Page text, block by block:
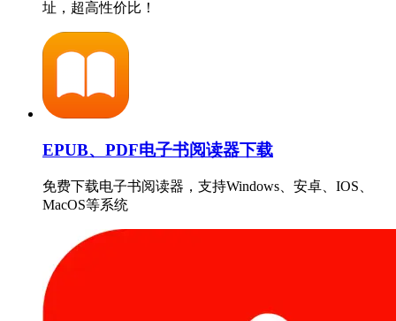
址，超高性价比！
EPUB、PDF电子书阅读器下载
免费下载电子书阅读器，支持Windows、安卓、IOS、
MacOS等系统